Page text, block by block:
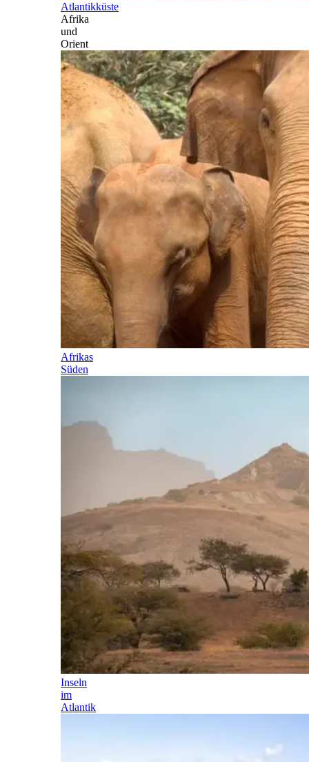
Atlantikküste
Afrika
und
Orient
Afrikas
Süden
Inseln
im
Atlantik